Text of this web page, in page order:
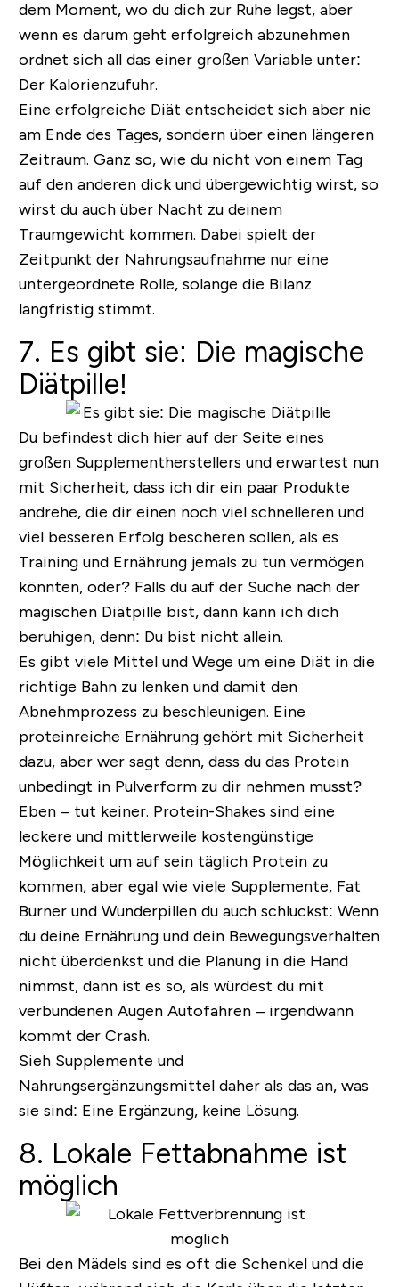
dem Moment, wo du dich zur Ruhe legst, aber
wenn es darum geht erfolgreich abzunehmen
ordnet sich all das einer großen Variable unter:
Der Kalorienzufuhr.
Eine erfolgreiche Diät entscheidet sich aber nie
am Ende des Tages, sondern über einen längeren
Zeitraum. Ganz so, wie du nicht von einem Tag
auf den anderen dick und übergewichtig wirst, so
wirst du auch über Nacht zu deinem
Traumgewicht kommen. Dabei spielt der
Zeitpunkt der Nahrungsaufnahme nur eine
untergeordnete Rolle, solange die Bilanz
langfristig stimmt.
7. Es gibt sie: Die magische
Diätpille!
Du befindest dich hier auf der Seite eines
großen Supplementherstellers und erwartest nun
mit Sicherheit, dass ich dir ein paar Produkte
andrehe, die dir einen noch viel schnelleren und
viel besseren Erfolg bescheren sollen, als es
Training und Ernährung jemals zu tun vermögen
könnten, oder? Falls du auf der Suche nach der
magischen Diätpille bist, dann kann ich dich
beruhigen, denn: Du bist nicht allein.
Es gibt viele Mittel und Wege um eine Diät in die
richtige Bahn zu lenken und damit den
Abnehmprozess zu beschleunigen. Eine
proteinreiche Ernährung gehört mit Sicherheit
dazu, aber wer sagt denn, dass du das Protein
unbedingt in Pulverform zu dir nehmen musst?
Eben – tut keiner. Protein-Shakes sind eine
leckere und mittlerweile kostengünstige
Möglichkeit um auf sein täglich Protein zu
kommen, aber egal wie viele Supplemente, Fat
Burner und Wunderpillen du auch schluckst: Wenn
du deine Ernährung und dein Bewegungsverhalten
nicht überdenkst und die Planung in die Hand
nimmst, dann ist es so, als würdest du mit
verbundenen Augen Autofahren – irgendwann
kommt der Crash.
Sieh Supplemente und
Nahrungsergänzungsmittel daher als das an, was
sie sind: Eine Ergänzung, keine Lösung.
8. Lokale Fettabnahme ist
möglich
Bei den Mädels sind es oft die Schenkel und die